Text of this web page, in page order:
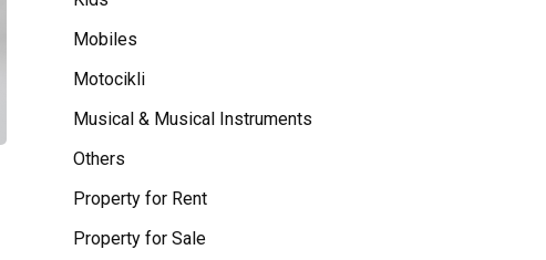
Mobiles
Motocikli
Musical & Musical Instruments
Others
Property for Rent
Property for Sale